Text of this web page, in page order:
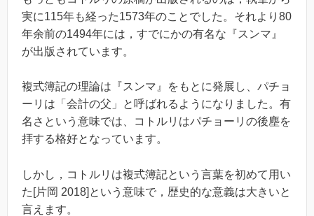
実に115年も経った1573年のことでした。それより80
年余前の1494年には，すでにかの有名な『スンマ』
が出版されています。
複式簿記の理論は『スンマ』をもとに発展し、パチョ
ーリは「会計の父」と呼ばれるようになりました。有
名さという意味では、コトルリはパチョーリの後塵を
拝する格好となっています。
しかし，コトルリは複式簿記という言葉を初めて用い
た[片岡 2018]という意味で，歴史的な意義は大きいと
言えます。